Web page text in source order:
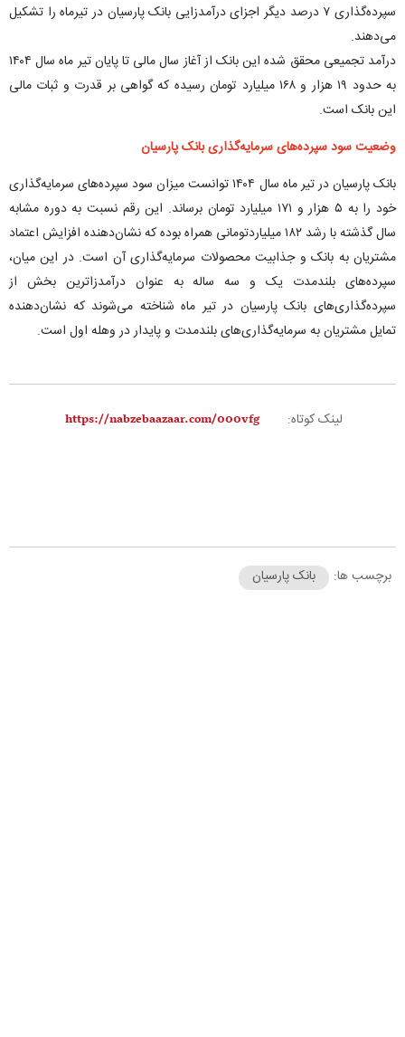
سپرده‌گذاری ۷ درصد دیگر اجزای درآمدزایی بانک پارسیان در تیرماه را تشکیل
می‌دهند.
درآمد تجمیعی محقق شده این بانک از آغاز سال مالی تا پایان تیر ماه سال ۱۴۰۴
به حدود ۱۹ هزار و ۱۶۸ میلیارد تومان رسیده که گواهی بر قدرت و ثبات مالی
این بانک است.
وضعیت سود سپرده‌های سرمایه‌گذاری بانک پارسیان
بانک پارسیان در تیر ماه سال ۱۴۰۴ توانست میزان سود سپرده‌های سرمایه‌گذاری
خود را به ۵ هزار و ۱۷۱ میلیارد تومان برساند. این رقم نسبت به دوره مشابه
سال گذشته با رشد ۱۸۲ میلیاردتومانی همراه بوده که نشان‌دهنده افزایش اعتماد
مشتریان به بانک و جذابیت محصولات سرمایه‌گذاری آن است. در این میان،
سپرده‌های بلندمدت یک و سه ساله به عنوان درآمدزاترین بخش از
سپرده‌گذاری‌های بانک پارسیان در تیر ماه شناخته می‌شوند که نشان‌دهنده
تمایل مشتریان به سرمایه‌گذاری‌های بلندمدت و پایدار در وهله اول است.
لینک کوتاه:
برچسب ها: بانک پارسیان